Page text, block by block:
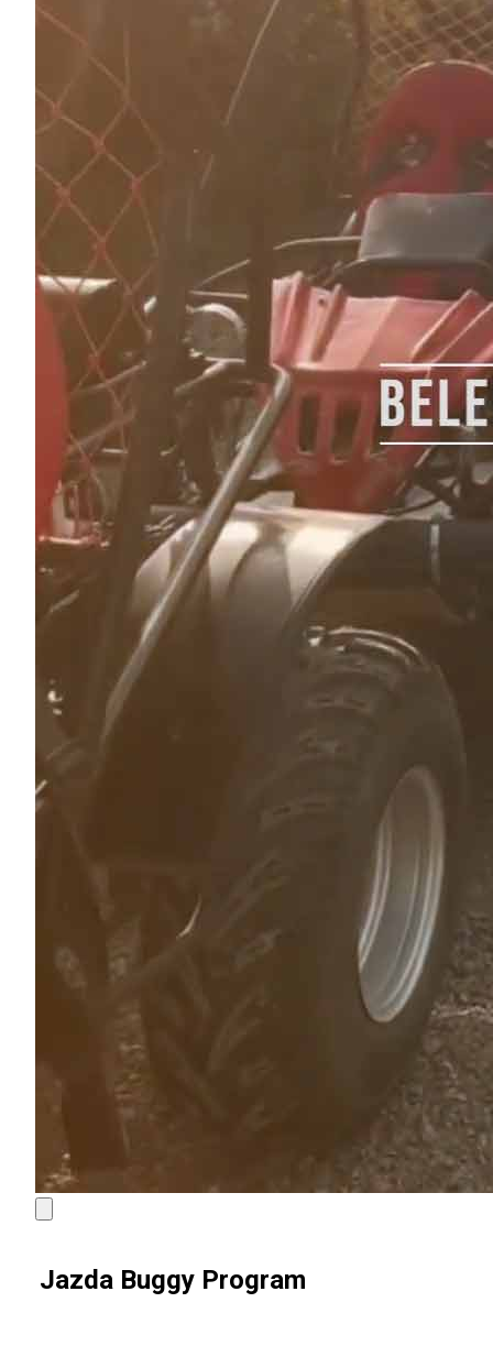
Jazda Buggy Program